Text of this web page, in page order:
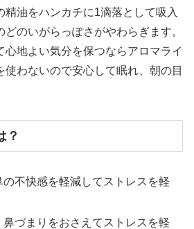
精油をハンカチに1滴落として吸入
のいがらっぽさがやわらぎます。
心地よい気分を保つならアロマライ
使わないので安心して眠れ、朝の目
？
不快感を軽減してストレスを軽
づまりをおさえてストレスを軽